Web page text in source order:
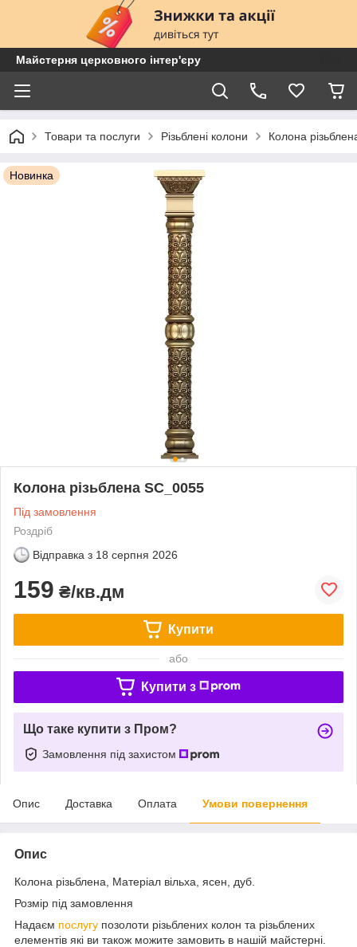
Майстерня церковного інтер'єру
Товари та послуги Різьблені колони Колона
Новинка
Колона різьблена SC_0055
Під замовлення
Роздріб
Відправка з 18 серпня 2026
159 ₴/кв.дм
Купити
або
Купити з
Що таке купити з Пром?
Замовлення під захистом
Опис Доставка Оплата Умови повернення
Опис
Колона різьблена, Матеріал вільха, ясен, дуб.
Розмір під замовлення
Надаєм послугу позолоти різьблених колон та різьблених
елементів які ви також можите замовить в нашій майстерні.